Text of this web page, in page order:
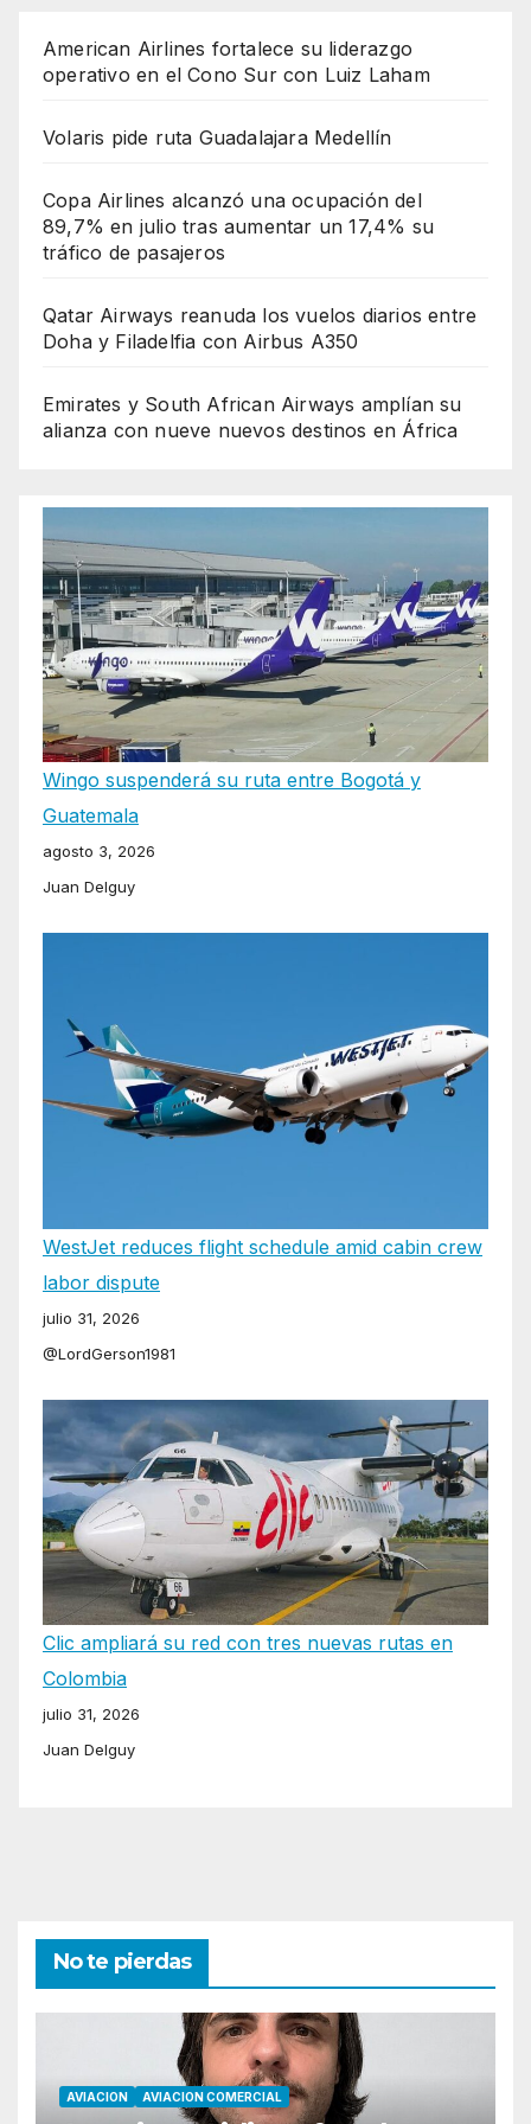
American Airlines fortalece su liderazgo
operativo en el Cono Sur con Luiz Laham
Volaris pide ruta Guadalajara Medellín
Copa Airlines alcanzó una ocupación del
89,7% en julio tras aumentar un 17,4% su
tráfico de pasajeros
Qatar Airways reanuda los vuelos diarios entre
Doha y Filadelfia con Airbus A350
Emirates y South African Airways amplían su
alianza con nueve nuevos destinos en África
Wingo suspenderá su ruta entre Bogotá y
Guatemala
agosto 3, 2026
Juan Delguy
WestJet reduces flight schedule amid cabin crew
labor dispute
julio 31, 2026
@LordGerson1981
Clic ampliará su red con tres nuevas rutas en
Colombia
julio 31, 2026
Juan Delguy
No te pierdas
AVIACION AVIACION COMERCIAL